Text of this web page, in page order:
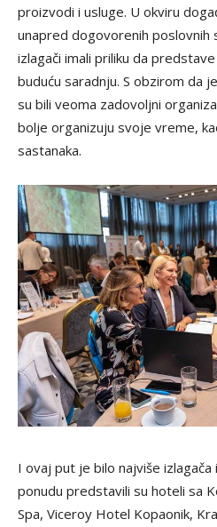
proizvodi i usluge. U okviru
unapred dogovorenih poslovnih
izlagači imali priliku da
buduću saradnju. S obzirom da
su bili veoma zadovoljni
bolje organizuju svoje vreme,
sastanaka.
I ovaj put je bilo najviše izlagača
ponudu predstavili su hoteli sa
Spa, Viceroy Hotel Kopaonik,